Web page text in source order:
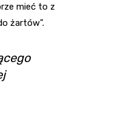
mieć to z
żartów”.